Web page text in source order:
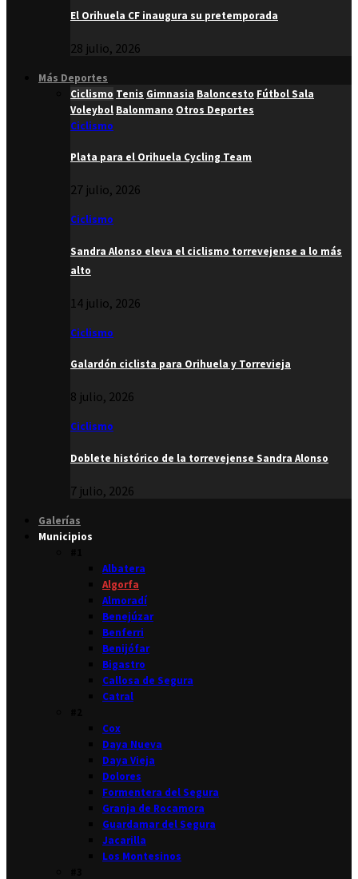
El Orihuela CF inaugura su pretemporada
28 julio, 2026
Más Deportes
Ciclismo Tenis Gimnasia Baloncesto Fútbol Sala
Voleybol Balonmano Otros Deportes
Ciclismo
Plata para el Orihuela Cycling Team
27 julio, 2026
Ciclismo
Sandra Alonso eleva el ciclismo torrevejense a lo más
alto
14 julio, 2026
Ciclismo
Galardón ciclista para Orihuela y Torrevieja
8 julio, 2026
Ciclismo
Doblete histórico de la torrevejense Sandra Alonso
7 julio, 2026
Galerías
Municipios
Albatera
Algorfa
Almoradí
Benejúzar
Benferri
Benijófar
Bigastro
Callosa de Segura
Catral
Cox
Daya Nueva
Daya Vieja
Dolores
Formentera del Segura
Granja de Rocamora
Guardamar del Segura
Jacarilla
Los Montesinos